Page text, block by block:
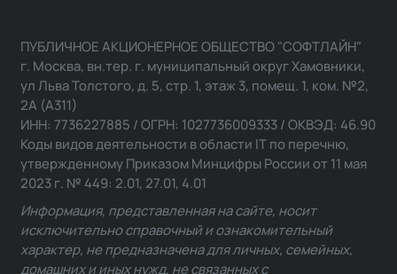
ПУБЛИЧНОЕ АКЦИОНЕРНОЕ ОБЩЕСТВО "СОФТЛАЙН"
г. Москва, вн.тер. г. муниципальный округ Хамовники,
ул Льва Толстого, д. 5, стр. 1, этаж 3, помещ. 1, ком. №2,
2А (А311)
ИНН: 7736227885 / ОГРН: 1027736009333 / ОКВЭД: 46.90
Коды видов деятельности в области IT по перечню,
утвержденному Приказом Минцифры России от 11 мая
2023 г. № 449: 2.01, 27.01, 4.01
Информация, представленная на сайте, носит
исключительно справочный и ознакомительный
характер, не предназначена для личных, семейных,
домашних и иных нужд, не связанных с